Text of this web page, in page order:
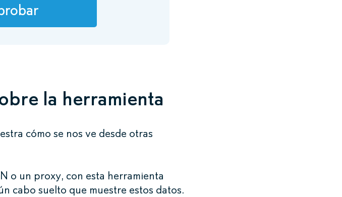
la herramienta
cómo se nos ve desde otras
o un proxy, con esta herramienta
cabo suelto que muestre estos datos.